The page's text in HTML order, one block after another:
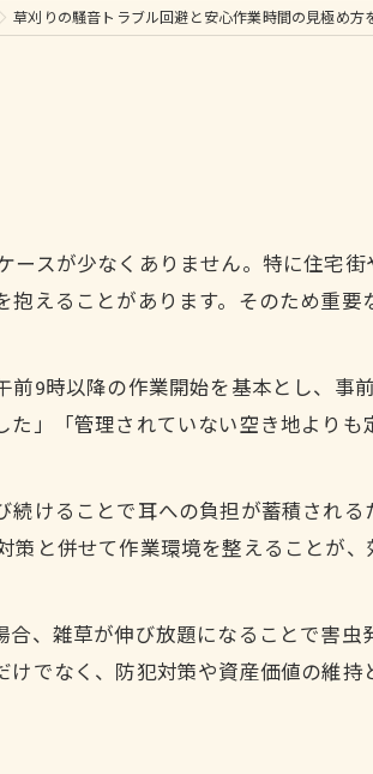
草刈りの騒音トラブル回避と安心作業時間の見極め方
スが少なくありません。特に住宅街
えることがあります。そのため重要
9時以降の作業開始を基本とし、事
」「管理されていない空き地よりも
けることで耳への負担が蓄積される
と併せて作業環境を整えることが、
、雑草が伸び放題になることで害虫
でなく、防犯対策や資産価値の維持